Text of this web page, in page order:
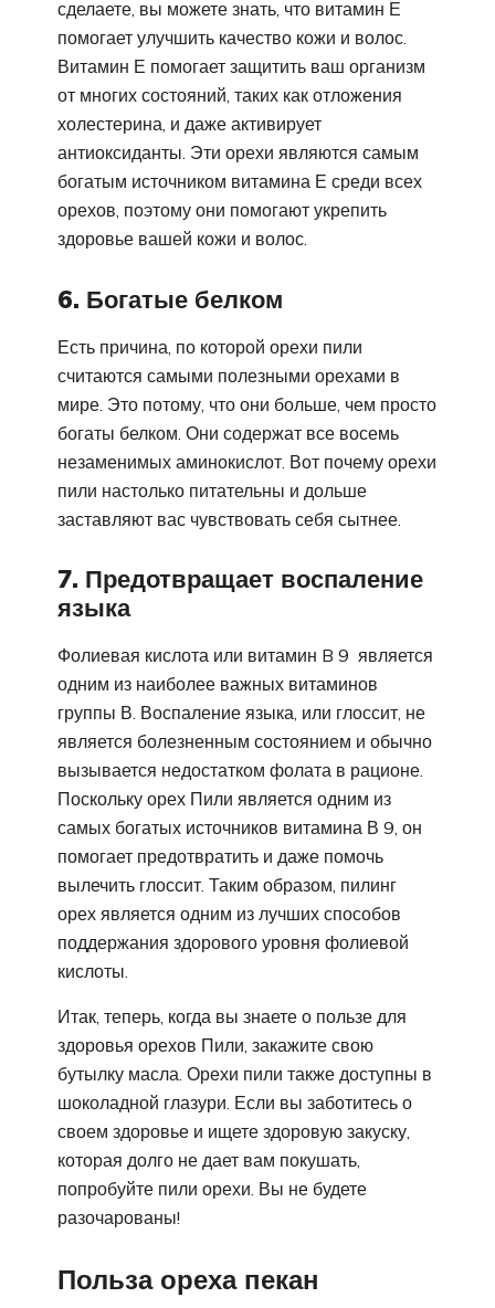
сделаете, вы можете знать, что витамин Е
помогает улучшить качество кожи и волос.
Витамин Е помогает защитить ваш организм
от многих состояний, таких как отложения
холестерина, и даже активирует
антиоксиданты. Эти орехи являются самым
богатым источником витамина Е среди всех
орехов, поэтому они помогают укрепить
здоровье вашей кожи и волос.
6. Богатые белком
Есть причина, по которой орехи пили
считаются самыми полезными орехами в
мире. Это потому, что они больше, чем просто
богаты белком. Они содержат все восемь
незаменимых аминокислот. Вот почему орехи
пили настолько питательны и дольше
заставляют вас чувствовать себя сытнее.
7. Предотвращает воспаление
языка
Фолиевая кислота или витамин B 9 является
одним из наиболее важных витаминов
группы В. Воспаление языка, или глоссит, не
является болезненным состоянием и обычно
вызывается недостатком фолата в рационе.
Поскольку орех Пили является одним из
самых богатых источников витамина В 9, он
помогает предотвратить и даже помочь
вылечить глоссит. Таким образом, пилинг
орех является одним из лучших способов
поддержания здорового уровня фолиевой
кислоты.
Итак, теперь, когда вы знаете о пользе для
здоровья орехов Пили, закажите свою
бутылку масла. Орехи пили также доступны в
шоколадной глазури. Если вы заботитесь о
своем здоровье и ищете здоровую закуску,
которая долго не дает вам покушать,
попробуйте пили орехи. Вы не будете
разочарованы!
Польза ореха пекан